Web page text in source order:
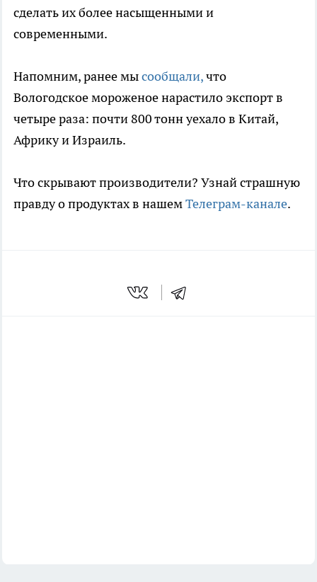
сделать их более насыщенными и
современными.
Напомним, ранее мысообщали,что
Вологодское мороженое нарастило экспорт в
четыре раза: почти 800 тонн уехало в Китай,
Африку и Израиль.
Что скрывают производители? Узнай страшную
правду о продуктах в нашемТелеграм-канале.